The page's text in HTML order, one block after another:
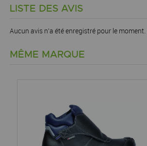
LISTE DES AVIS
Aucun avis n'a été enregistré pour le moment.
MÊME MARQUE